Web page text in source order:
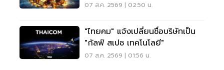
07 ส.ค. 2569 | 02:50 น.
"ไทยคม" แจ้งเปลี่ยนชื่อบริษัทเป็น
"กัลฟ์ สเปซ เทคโนโลยี"
07 ส.ค. 2569 | 01:56 น.